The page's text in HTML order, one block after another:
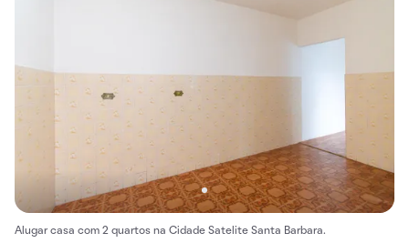
Alugar casa com 2 quartos na Cidade Satelite Santa Barbara.